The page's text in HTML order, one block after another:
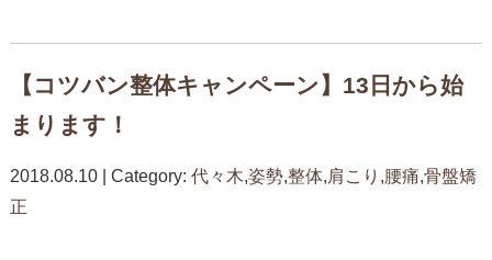
【コツバン整体キャンペーン】13日から始
まります！
2018.08.10 | Category: 代々木,姿勢,整体,肩こり ,腰痛,骨盤矯
正